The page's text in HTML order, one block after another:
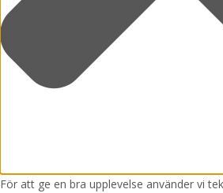
För att ge en bra upplevelse använder vi